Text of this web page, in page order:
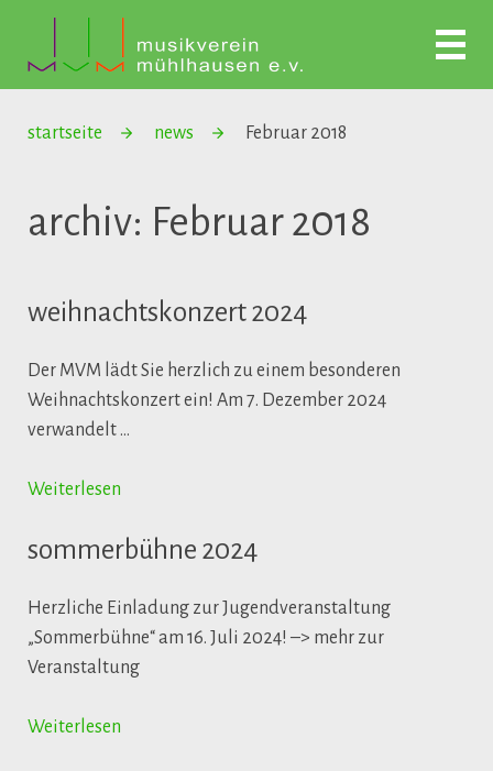
startseite news Februar 2018
archiv: Februar 2018
weihnachtskonzert 2024
Der MVM lädt Sie herzlich zu einem besonderen
Weihnachtskonzert ein! Am 7. Dezember 2024
verwandelt …
Weiterlesen
sommerbühne 2024
Herzliche Einladung zur Jugendveranstaltung
„Sommerbühne“ am 16. Juli 2024! –> mehr zur
Veranstaltung
Weiterlesen